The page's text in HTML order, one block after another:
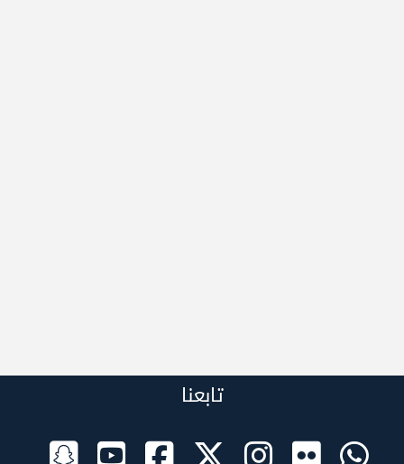
تابعنا